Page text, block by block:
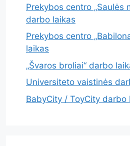
Prekybos centro „Saulės
darbo laikas
Prekybos centro
laikas
„Švaros broliai“ darbo
Universiteto vaistinės
BabyCity / ToyCity darbo